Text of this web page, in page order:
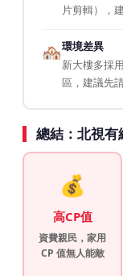
片剪輯），
🏘️環境差異
新大樓多採
區，建議先
總結：北視
💰
高CP值
資費親民，家用
CP 值無人能敵